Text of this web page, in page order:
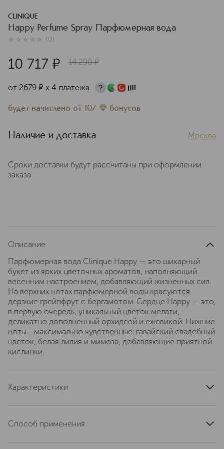
CLINIQUE
Happy Perfume Spray Парфюмерная вода
(0)
10 717 ¤ 14 290 ¤
от 2679 ¤ х 4 платежа
будет начислено от 107 бонусов
Наличие и доставка Москва
Сроки доставки будут рассчитаны при оформлении
заказа
Описание
Парфюмерная вода Clinique Happy — это шикарный
букет из ярких цветочных ароматов, наполняющий
весенним настроением, добавляющий жизненных сил.
На верхних нотах парфюмерной воды красуются
дерзкие грейпфрут с бергамотом. Сердце Happy — это,
в первую очередь, уникальный цветок мелати,
деликатно дополненный орхидеей и ежевикой. Нижние
ноты - максимально чувственные: гавайский свадебный
цветок, белая лилия и мимоза, добавляющие приятной
кислинки.
Характеристики
страна производства
Способ применения